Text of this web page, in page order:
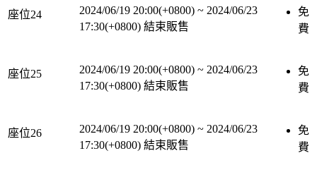
座位24 2024/06/19 20:00(+0800) ~ 2024/06/23
17:30(+0800) 結束販售
免
費
座位25 2024/06/19 20:00(+0800) ~ 2024/06/23
17:30(+0800) 結束販售
免
費
座位26 2024/06/19 20:00(+0800) ~ 2024/06/23
17:30(+0800) 結束販售
免
費